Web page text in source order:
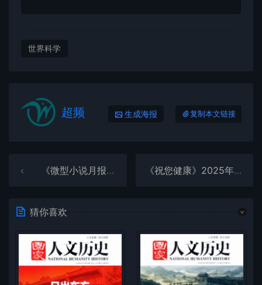
世界科学
超频 生成海报 复制本文链接
《微型小说月报》2025年第10期全彩精校PDF杂志下载 《祝您健康》2025年第11期全彩精校PDF杂志下载
猜你喜欢